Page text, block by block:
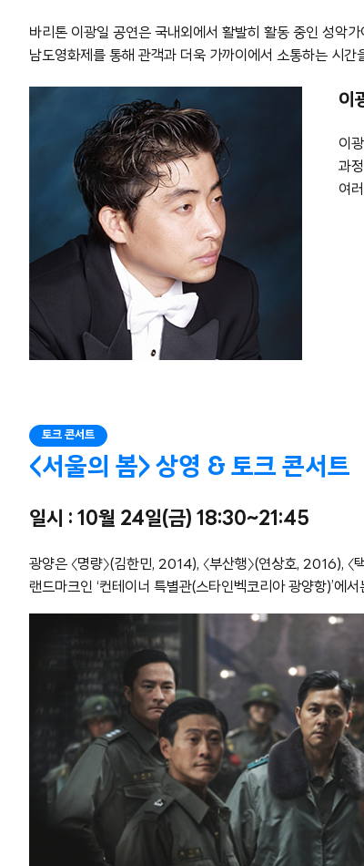
바리톤 이광일 공연은 국내외에서 활발히 활동 중인 성악
남도영화제를 통해 관객과 더욱 가까이에서 소통하는 시간
이
이
과
여
토크 콘서트
<서울의 봄> 상영 & 토크 콘서트
일시 : 10월 24일(금) 18:30~21:45
광양은 〈명량〉(김한민, 2014), 〈부산행〉(연상호, 2016),
랜드마크인 ‘컨테이너 특별관(스타인벡코리아 광양항)’에